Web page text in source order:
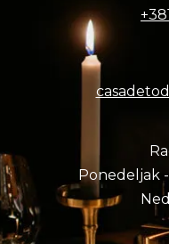
Ponedeljak